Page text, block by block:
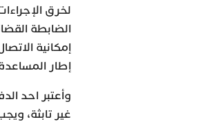
لخرق
الضابطة
إمكانية
إطار
وأعتبر احد
غير تابثة،